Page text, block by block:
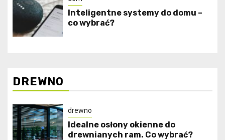
Inteligentne systemy do domu –
co wybrać?
DREWNO
drewno
Idealne osłony okienne do
drewnianych ram. Co wybrać?